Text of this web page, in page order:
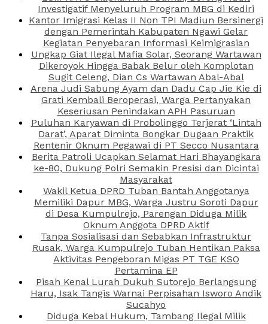
Investigatif Menyeluruh Program MBG di Kediri
Kantor Imigrasi Kelas II Non TPI Madiun Bersinergi
dengan Pemerintah Kabupaten Ngawi Gelar
Kegiatan Penyebaran Informasi Keimigrasian
Ungkap Giat Ilegal Mafia Solar, Seorang Wartawan
Dikeroyok Hingga Babak Belur oleh Komplotan
Sugit Celeng, Dian Cs Wartawan Abal-Abal
Arena Judi Sabung Ayam dan Dadu Cap Jie Kie di
Grati Kembali Beroperasi, Warga Pertanyakan
Keseriusan Penindakan APH Pasuruan
Puluhan Karyawan di Probolinggo Terjerat ‘Lintah
Darat’, Aparat Diminta Bongkar Dugaan Praktik
Rentenir Oknum Pegawai di PT Secco Nusantara
Berita Patroli Ucapkan Selamat Hari Bhayangkara
ke-80, Dukung Polri Semakin Presisi dan Dicintai
Masyarakat
Wakil Ketua DPRD Tuban Bantah Anggotanya
Memiliki Dapur MBG, Warga Justru Soroti Dapur
di Desa Kumpulrejo, Parengan Diduga Milik
Oknum Anggota DPRD Aktif
Tanpa Sosialisasi dan Sebabkan Infrastruktur
Rusak, Warga Kumpulrejo Tuban Hentikan Paksa
Aktivitas Pengeboran Migas PT TGE KSO
Pertamina EP
Pisah Kenal Lurah Dukuh Sutorejo Berlangsung
Haru, Isak Tangis Warnai Perpisahan Isworo Andik
Sucahyo
Diduga Kebal Hukum, Tambang Ilegal Milik